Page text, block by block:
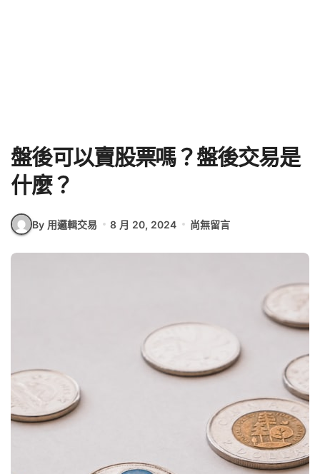
盤後可以賣股票嗎？盤後交易是
什麼？
By 用邏輯交易 8 月 20, 2024 尚無留言